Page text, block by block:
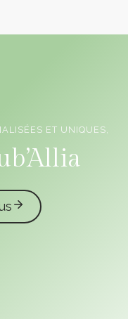
ET UNIQUES,